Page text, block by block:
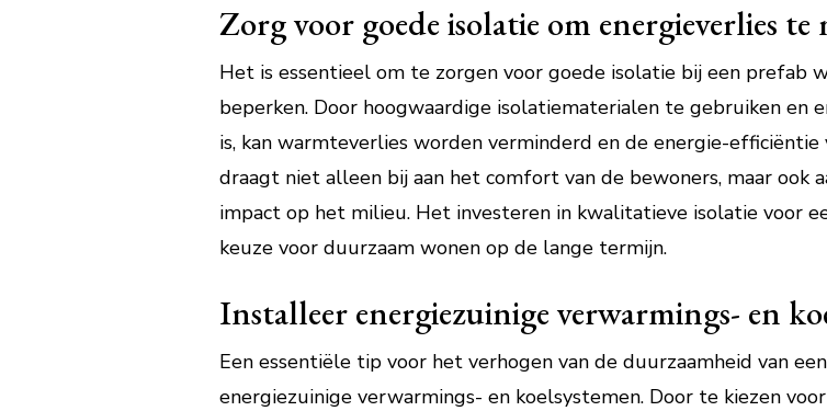
Zorg voor goede isolatie om energieverlies
Het is essentieel om te zorgen voor goede isolatie bij een prefab
beperken. Door hoogwaardige isolatiematerialen te gebruiken en
is, kan warmteverlies worden verminderd en de energie-
draagt niet alleen bij aan het comfort van de bewoners, maar ook
impact op het milieu. Het investeren in kwalitatieve isolatie voor
keuze voor duurzaam wonen op de lange termijn.
Installeer energiezuinige verwarmings- en
Een essentiële tip voor het verhogen van de duurzaamheid van
energiezuinige verwarmings- en koelsystemen. Door te kiezen